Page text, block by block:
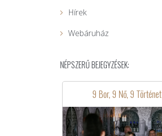
Hírek
Webáruház
NÉPSZERŰ BEJEGYZÉSEK:
9 Bor, 9 Nő, 9 Történet